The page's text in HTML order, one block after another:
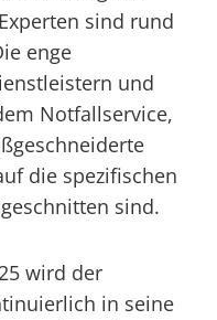
sind rund
enge
und
Notfallservice,
die spezifischen
sind.
wird der
in seine